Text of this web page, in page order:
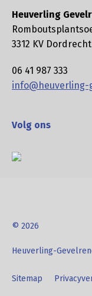
Heuverling
3312 KV Dordrecht
06 41 987 333
Volg ons
© 2026
Heuverling-
Sitemap